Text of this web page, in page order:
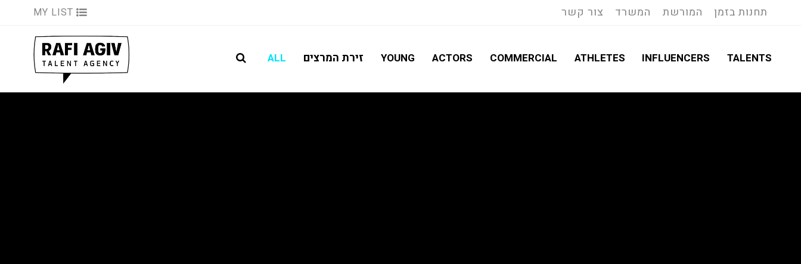
MY LIST תחנות בזמן המורשת המשרד צור קשר
TALENTS
INFLUENCERS
ATHLETES
COMMERCIAL
ACTORS
YOUNG זירת המרצים ALL